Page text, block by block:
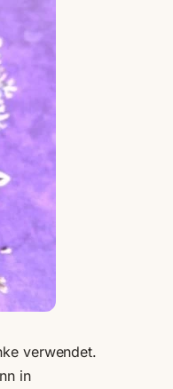
verwendet.
in